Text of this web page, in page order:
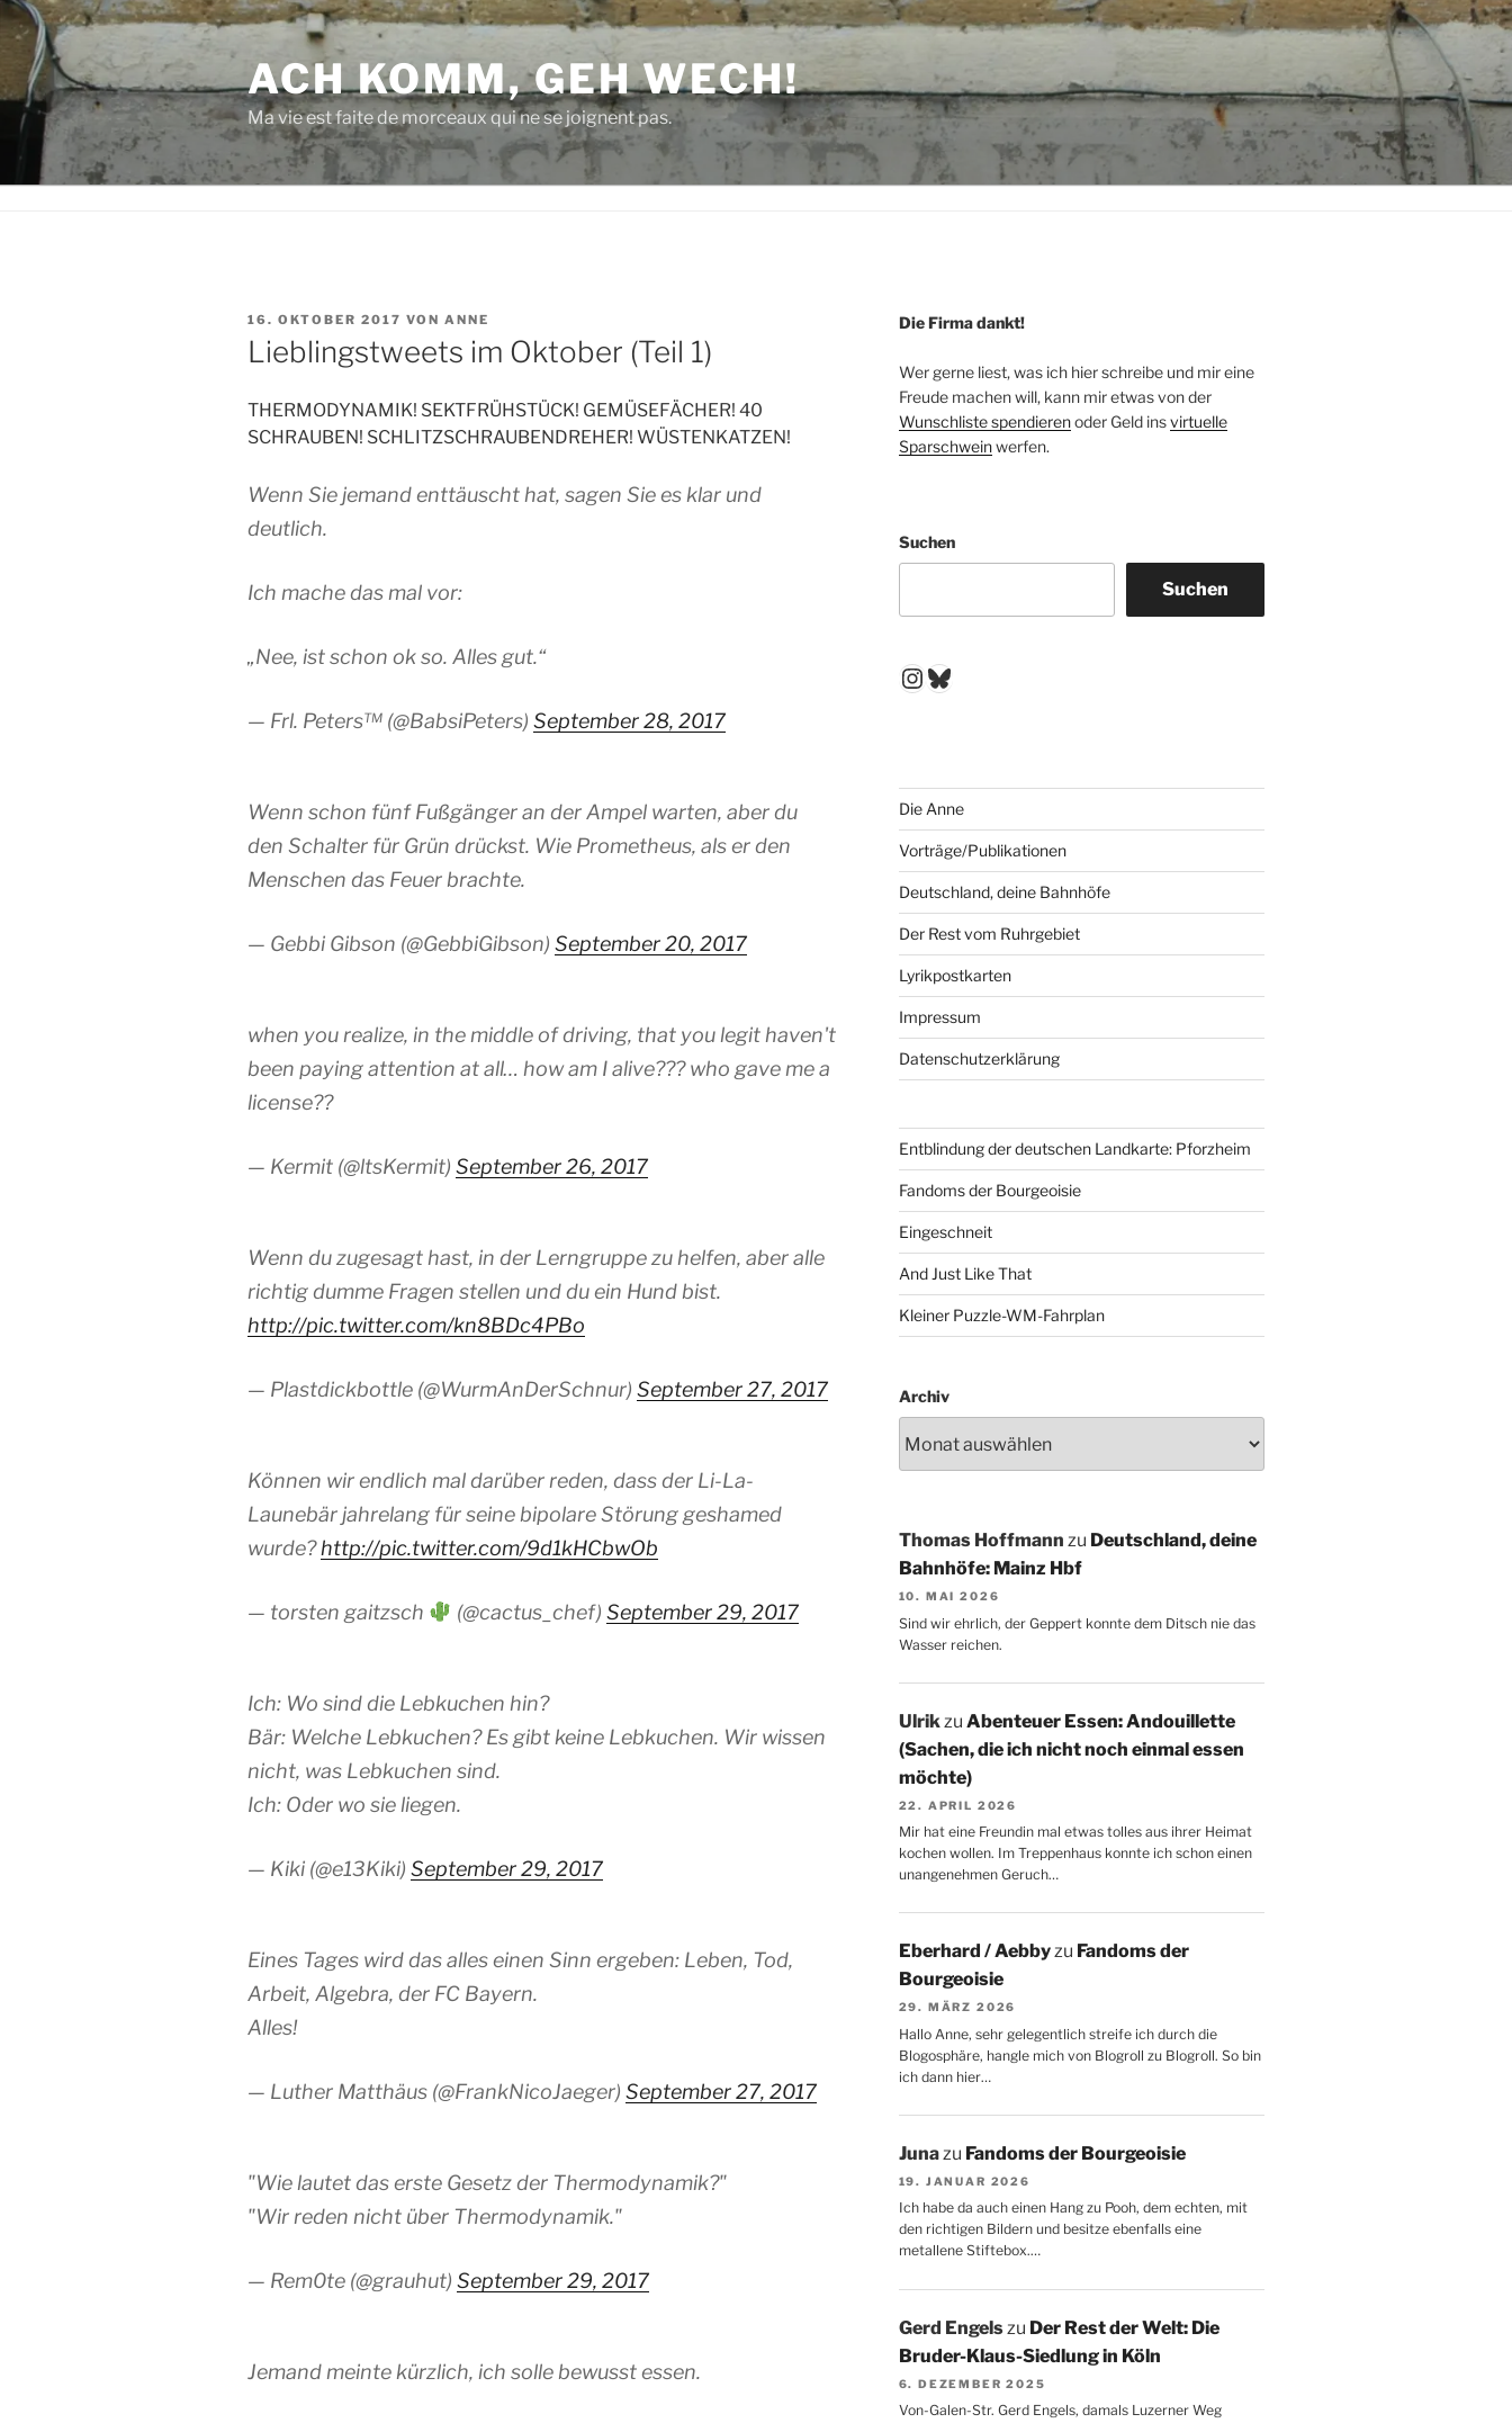
Zum
Inhalt
springen
ACH KOMM, GEH WECH!
Ma vie est faite de morceaux qui ne se joignent pas.
VERÖFFENTLICHT
AM
16. OKTOBER 2017 VON ANNE
Lieblingstweets im Oktober (Teil 1)
THERMODYNAMIK! SEKTFRÜHSTÜCK! GEMÜSEFÄCHER! 40
SCHRAUBEN! SCHLITZSCHRAUBENDREHER! WÜSTENKATZEN!
Wenn Sie jemand enttäuscht hat, sagen Sie es klar und
deutlich.
Ich mache das mal vor:
„Nee, ist schon ok so. Alles gut.“
— Frl. Peters™ (@BabsiPeters) September 28, 2017
Wenn schon fünf Fußgänger an der Ampel warten, aber du
den Schalter für Grün drückst. Wie Prometheus, als er den
Menschen das Feuer brachte.
— Gebbi Gibson (@GebbiGibson) September 20, 2017
when you realize, in the middle of driving, that you legit haven't
been paying attention at all… how am I alive??? who gave me a
license??
— Kermit (@ltsKermit) September 26, 2017
Wenn du zugesagt hast, in der Lerngruppe zu helfen, aber alle
richtig dumme Fragen stellen und du ein Hund bist.
http://pic.twitter.com/kn8BDc4PBo
— Plastdickbottle (@WurmAnDerSchnur) September 27, 2017
Können wir endlich mal darüber reden, dass der Li-La-
Launebär jahrelang für seine bipolare Störung geshamed
wurde?http://pic.twitter.com/9d1kHCbwOb
— torsten gaitzsch (@cactus_chef) September 29, 2017
Ich: Wo sind die Lebkuchen hin?
Bär: Welche Lebkuchen? Es gibt keine Lebkuchen. Wir wissen
nicht, was Lebkuchen sind.
Ich: Oder wo sie liegen.
— Kiki (@e13Kiki) September 29, 2017
Eines Tages wird das alles einen Sinn ergeben: Leben, Tod,
Arbeit, Algebra, der FC Bayern.
Alles!
— Luther Matthäus (@FrankNicoJaeger) September 27, 2017
"Wie lautet das erste Gesetz der Thermodynamik?"
"Wir reden nicht über Thermodynamik."
— Rem0te (@grauhut) September 29, 2017
Jemand meinte kürzlich, ich solle bewusst essen.
Die Firma dankt!
Wer gerne liest, was ich hier schreibe und mir eine
Freude machen will, kann mir etwas von der
Wunschliste spendierenoder Geld insvirtuelle
Sparschweinwerfen.
Suchen
Suchen
Instagram
Bluesky
Die Anne
Vorträge/Publikationen
Deutschland, deine Bahnhöfe
Der Rest vom Ruhrgebiet
Lyrikpostkarten
Impressum
Datenschutzerklärung
Entblindung der deutschen Landkarte: Pforzheim
Fandoms der Bourgeoisie
Eingeschneit
And Just Like That
Kleiner Puzzle-WM-Fahrplan
Archiv
Thomas Hoffmann zu Deutschland, deine
Bahnhöfe: Mainz Hbf
10. MAI 2026
Sind wir ehrlich, der Geppert konnte dem Ditsch nie das
Wasser reichen.
Ulrikzu Abenteuer Essen: Andouillette
(Sachen, die ich nicht noch einmal essen
möchte)
22. APRIL 2026
Mir hat eine Freundin mal etwas tolles aus ihrer Heimat
kochen wollen. Im Treppenhaus konnte ich schon einen
unangenehmen Geruch…
Eberhard / Aebbyzu Fandoms der
Bourgeoisie
29. MÄRZ 2026
Hallo Anne, sehr gelegentlich streife ich durch die
Blogosphäre, hangle mich von Blogroll zu Blogroll. So bin
ich dann hier…
Junazu Fandoms der Bourgeoisie
19. JANUAR 2026
Ich habe da auch einen Hang zu Pooh, dem echten, mit
den richtigen Bildern und besitze ebenfalls eine
metallene Stiftebox.…
Gerd Engelszu Der Rest der Welt: Die
Bruder-Klaus-Siedlung in Köln
6. DEZEMBER 2025
Von-Galen-Str. Gerd Engels, damals Luzerner Weg